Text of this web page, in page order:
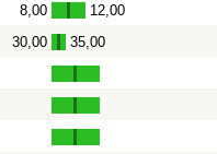
8,00 - 12,00
30,00 - 35,00